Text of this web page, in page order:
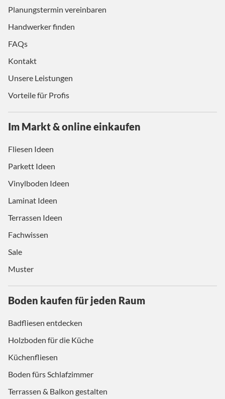
Planungstermin vereinbaren
Handwerker finden
FAQs
Kontakt
Unsere Leistungen
Vorteile für Profis
Im Markt & online einkaufen
Fliesen Ideen
Parkett Ideen
Vinylboden Ideen
Laminat Ideen
Terrassen Ideen
Fachwissen
Sale
Muster
Boden kaufen für jeden Raum
Badfliesen entdecken
Holzboden für die Küche
Küchenfliesen
Boden fürs Schlafzimmer
Terrassen & Balkon gestalten